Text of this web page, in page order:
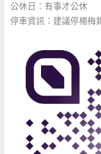
公休日：有事才公休
停車資訊：建議停楊梅